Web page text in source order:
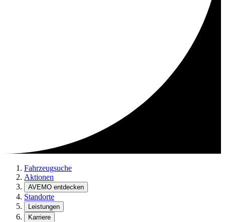
Fahrzeugsuche
Aktionen
AVEMO entdecken
Standorte
Leistungen
Karriere